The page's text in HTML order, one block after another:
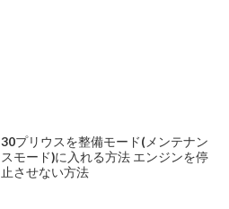
30プリウスを整備モード(メンテナン
スモード)に入れる方法 エンジンを停
止させない方法